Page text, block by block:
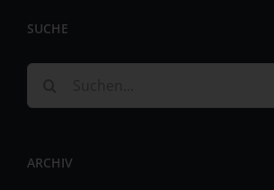
SUCHE
nach:
ARCHIV
identifizierbare natürliche Person, deren
Vorgangsreihe im Zusammenhang mit